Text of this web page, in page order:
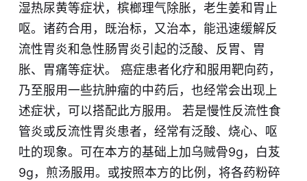
湿热尿黄等症状，槟榔理气除胀，老生姜和胃止
呕。诸药合用，既治标，又治本，能迅速缓解反
流性胃炎和急性肠胃炎引起的泛酸、反胃、胃
胀、胃痛等症状。 癌症患者化疗和服用靶向药，
乃至服用一些抗肿瘤的中药后，也经常会出现上
述症状，可以搭配此方服用。 若是慢性反流性食
管炎或反流性胃炎患者，经常有泛酸、烧心、呕
吐的现象。可在本方的基础上加乌贼骨9g，白芨
9g，煎汤服用。或按照本方的比例，将各药粉碎